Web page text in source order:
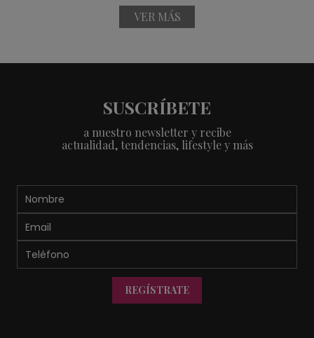
VER MÁS
SUSCRÍBETE
a nuestro newsletter y recibe
actualidad, tendencias, lifestyle y más
REGÍSTRATE